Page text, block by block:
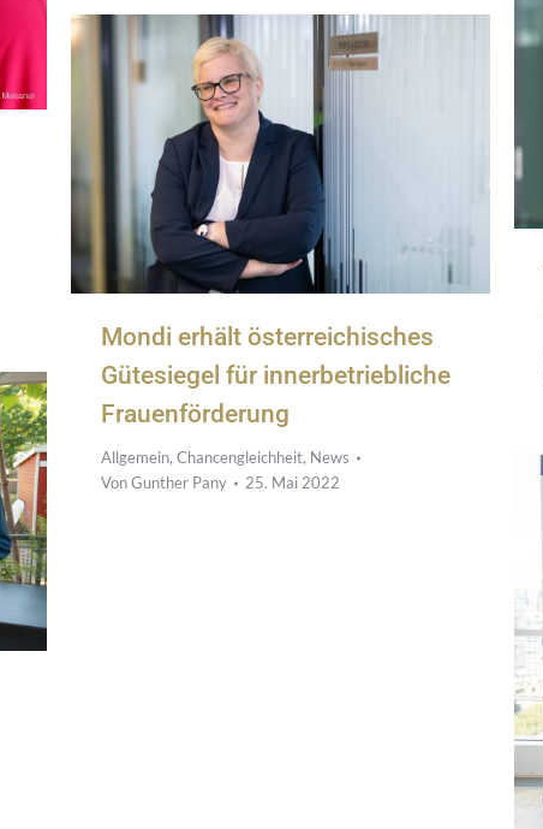
Mondi erhält österreichisches
Gütesiegel für innerbetriebliche
Frauenförderung
Allgemein, Chancengleichheit, News
VonGunther Pany 25. Mai 2022